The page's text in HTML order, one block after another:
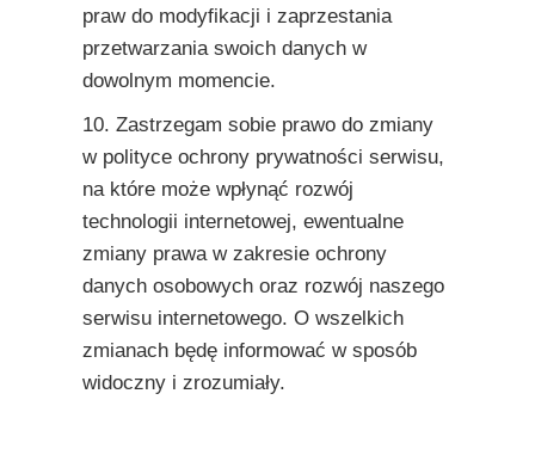
praw do modyfikacji i zaprzestania
przetwarzania swoich danych w
dowolnym momencie.
10. Zastrzegam sobie prawo do zmiany
w polityce ochrony prywatności serwisu,
na które może wpłynąć rozwój
technologii internetowej, ewentualne
zmiany prawa w zakresie ochrony
danych osobowych oraz rozwój naszego
serwisu internetowego. O wszelkich
zmianach będę informować w sposób
widoczny i zrozumiały.